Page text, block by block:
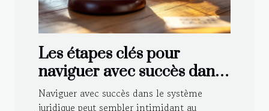
Les étapes clés pour
naviguer avec succès dans
le système juridique
Naviguer avec succès dans le système
juridique peut sembler intimidant au